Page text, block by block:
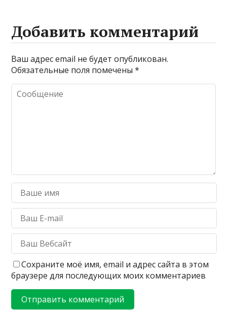
Добавить комментарий
Ваш адрес email не будет опубликован.
Обязательные поля помечены*
Сохраните моё имя, email и адрес сайта в этом
браузере для последующих моих комментариев